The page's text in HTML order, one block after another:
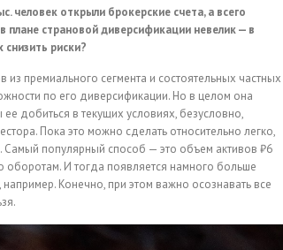
человек открыли брокерские счета, а всего
страновой диверсификации невелик — в
риски?
премиального сегмента и состоятельных частных
по его диверсификации. Но в целом она
добиться в текущих условиях, безусловно,
Пока это можно сделать относительно легко,
популярный способ — это объем активов ₽6
оборотам. И тогда появляется намного больше
Конечно, при этом важно осознавать все